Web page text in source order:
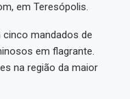
em Teresópolis.
mandados de
em flagrante.
na região da maior